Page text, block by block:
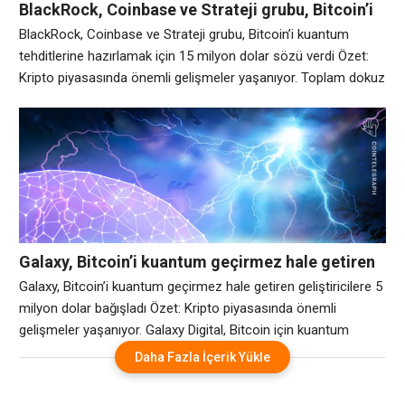
BlackRock, Coinbase ve Strateji grubu, Bitcoin’i
kuantum tehditlerine hazırlamak için 15 milyon
dolar sözü verdi
BlackRock, Coinbase ve Strateji grubu, Bitcoin’i kuantum
tehditlerine hazırlamak için 15 milyon dolar sözü verdi Özet:
Kripto piyasasında önemli gelişmeler yaşanıyor. Toplam dokuz
ve açık kaynak gelişimini desteklemek için üç yıl içinde toplam
15 milyon dolar taahhüt eden bir konsorsiyum oluşturdu. Yeni
kurulan Bitcoin Güvenlik Konsorsiyumundaki şirketler arasında
Galaxy, Bitcoin’i kuantum geçirmez hale getiren
geliştiricilere 5 milyon dolar bağışladı
Galaxy, Bitcoin’i kuantum geçirmez hale getiren geliştiricilere 5
milyon dolar bağışladı Özet: Kripto piyasasında önemli
gelişmeler yaşanıyor. Galaxy Digital, Bitcoin için kuantum
sonrası kriptografi geliştiren açık kaynak geliştiricilere 5 milyon
dolara kadar hibe sözü verdi. Şirket ayrıca Salı günü duyurduğu
Daha Fazla İçerik Yükle